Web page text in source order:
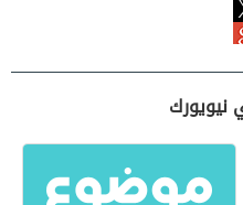
نيويورك